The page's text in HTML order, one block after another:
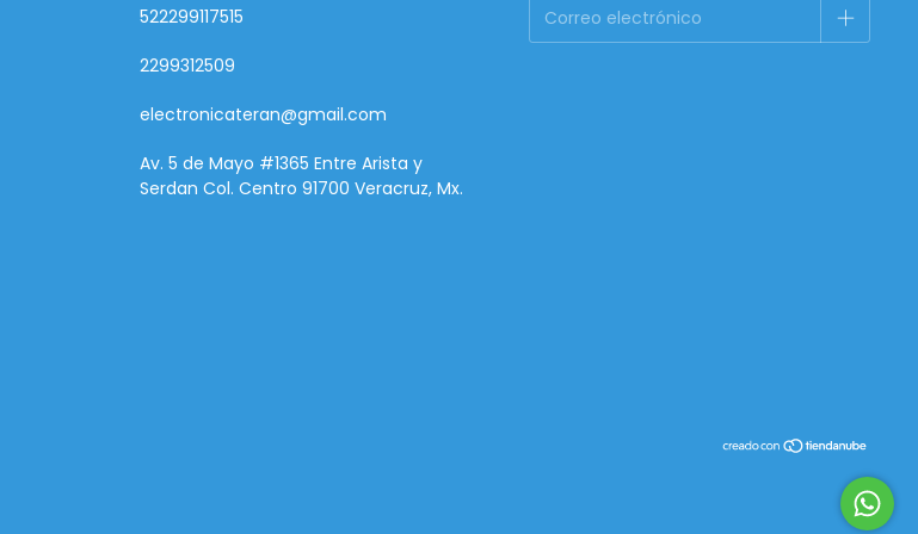
522299117515
2299312509
electronicateran@gmail.com
Av. 5 de Mayo #1365 Entre Arista y
Serdan Col. Centro 91700 Veracruz, Mx.